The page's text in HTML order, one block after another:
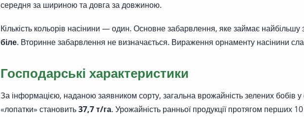
середня за шириною та довга за довжиною.
Кількість кольорів насінини — один. Основне забарвлення, яке займає
біле. Вторинне забарвлення не визначається. Вираження орнаменту насінини
Господарські характеристики
За інформацією, наданою заявником сорту, загальна врожайність зелених бобів у
«лопатки» становить37,7 т/га. Урожайність ранньої продукції протягом перших